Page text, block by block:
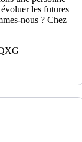
les futures
nous ? Chez